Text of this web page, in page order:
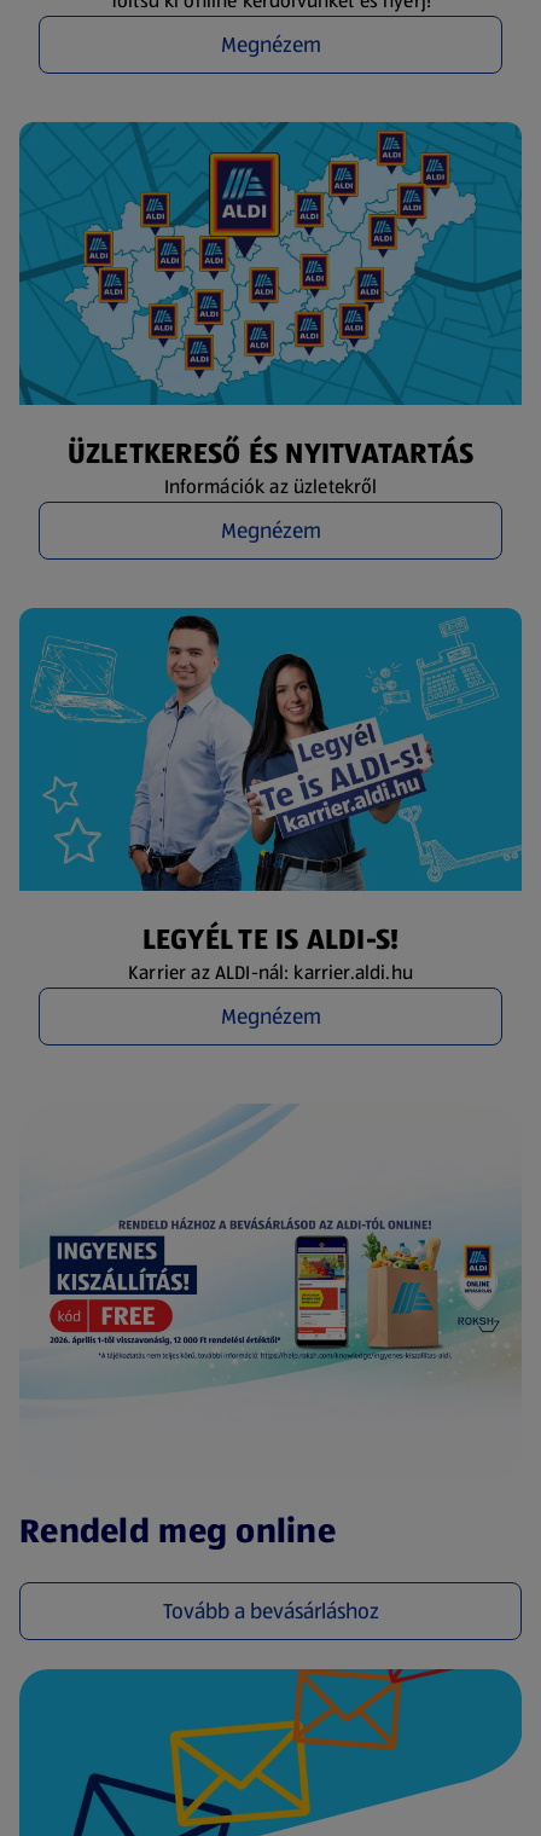
Megnézem
ÜZLETKERESŐ ÉS NYITVATARTÁS
Információk az üzletekről
Megnézem
LEGYÉL TE IS ALDI-S!
Karrier az ALDI-nál: karrier.aldi.hu
Megnézem
Rendeld meg online
Tovább a bevásárláshoz
(új oldalon nyílik meg)